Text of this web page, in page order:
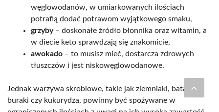
węglowodanów, w umiarkowanych ilościach
potrafią dodać potrawom wyjątkowego smaku,
grzyby– doskonałe źródło błonnika oraz witamin, a
w diecie keto sprawdzają się znakomicie,
awokado – to musisz mieć, dostarcza zdrowych
tłuszczów i jest niskowęglowodanowe.
Jednak warzywa skrobiowe, takie jak ziemniaki, bataty,
buraki czy kukurydza, powinny być spożywane w